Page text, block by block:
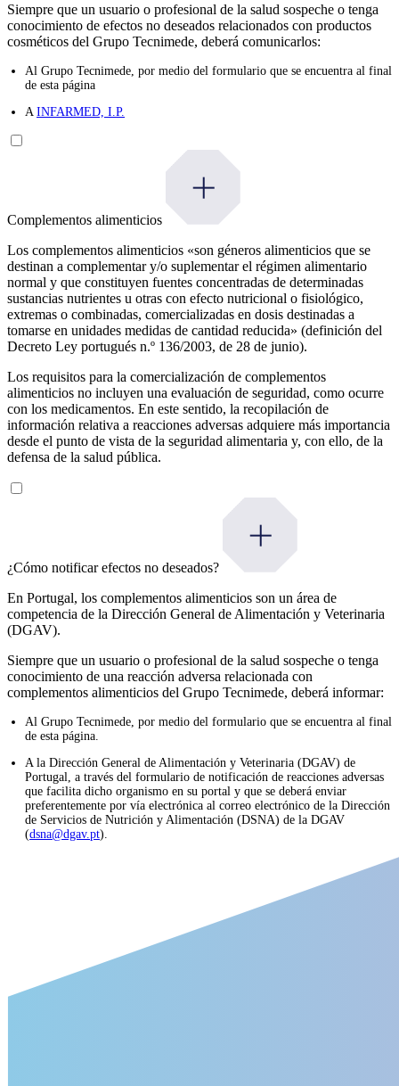
Siempre que un usuario o profesional de la salud sospeche o tenga
conocimiento de efectos no deseados relacionados con productos
cosméticos del Grupo Tecnimede, deberá comunicarlos:
Al Grupo Tecnimede, por medio del formulario que se encuentra al final
de esta página
A INFARMED, I.P.
Complementos alimenticios
Los complementos alimenticios «son géneros alimenticios que se
destinan a complementar y/o suplementar el régimen alimentario
normal y que constituyen fuentes concentradas de determinadas
sustancias nutrientes u otras con efecto nutricional o fisiológico,
extremas o combinadas, comercializadas en dosis destinadas a
tomarse en unidades medidas de cantidad reducida» (definición del
Decreto Ley portugués n.º 136/2003, de 28 de junio).
Los requisitos para la comercialización de complementos
alimenticios no incluyen una evaluación de seguridad, como ocurre
con los medicamentos. En este sentido, la recopilación de
información relativa a reacciones adversas adquiere más importancia
desde el punto de vista de la seguridad alimentaria y, con ello, de la
defensa de la salud pública.
¿Cómo notificar efectos no deseados?
En Portugal, los complementos alimenticios son un área de
competencia de la Dirección General de Alimentación y Veterinaria
(DGAV).
Siempre que un usuario o profesional de la salud sospeche o tenga
conocimiento de una reacción adversa relacionada con
complementos alimenticios del Grupo Tecnimede, deberá informar:
Al Grupo Tecnimede, por medio del formulario que se encuentra al final
de esta página.
A la Dirección General de Alimentación y Veterinaria (DGAV) de
Portugal, a través del formulario de notificación de reacciones adversas
que facilita dicho organismo en su portal y que se deberá enviar
preferentemente por vía electrónica al correo electrónico de la Dirección
de Servicios de Nutrición y Alimentación (DSNA) de la DGAV
(dsna@dgav.pt).